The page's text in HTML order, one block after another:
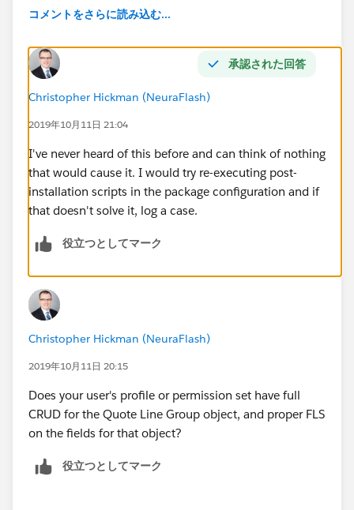
コメントをさらに読み込む...
承認された回答
Christopher Hickman (NeuraFlash)
2019年10月11日 21:04
I've never heard of this before and can think of nothing
that would cause it. I would try re-executing post-
installation scripts in the package configuration and if
that doesn't solve it, log a case.
役立つとしてマーク
Christopher Hickman (NeuraFlash)
2019年10月11日 20:15
Does your user's profile or permission set have full
CRUD for the Quote Line Group object, and proper FLS
on the fields for that object?
役立つとしてマーク